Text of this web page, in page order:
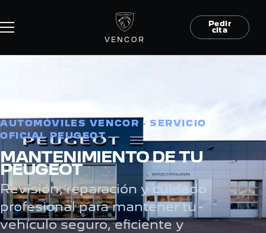
VENCOR
Pedir
cita
AUTOMÓVILES VENCOR · SERVICIO
OFICIAL PEUGEOT
MANTENIMIENTO DE TU
PEUGEOT
Revisión, reparación y cuidado
profesional para mantener tu
vehículo seguro, eficiente y